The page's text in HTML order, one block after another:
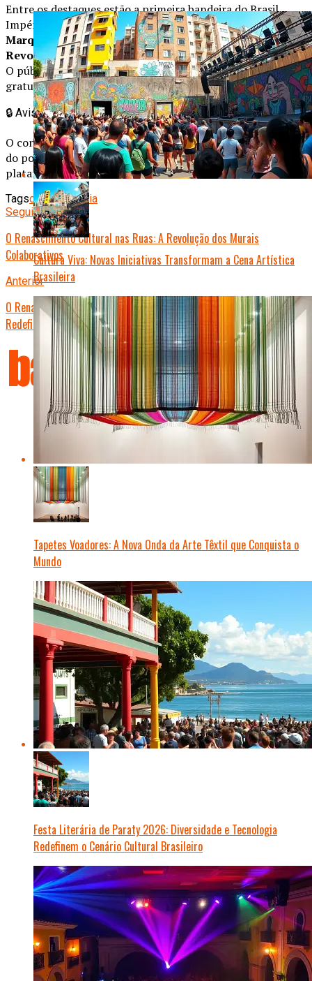
Entre os destaques estão a primeira bandeira do Brasil
Império e documentos pessoais deDom Pedro Ie
Marquês de Paraná. Haverá ainda uma sala dedicada à
Revolução Pernambucana de 1817, com objetos inéditos.
O público poderá agendar visitas online, com entrada
gratuita aos sábados.
🔒 Aviso Importante
O conteúdo publicado é de total responsabilidade do autor
do post, não representando necessariamente a opinião da
plataforma.
Tagsculturahistória
Seguinte
O Renascimento Cultural nas Ruas: A Revolução dos Murais
Colaborativos
Anterior
O Renascimento da Música Clássica: Como Jovens Maestros Estão
Redefinindo a Tradição
Cultura Viva: Novas Iniciativas Transformam a Cena Artística
Brasileira
Tapetes Voadores: A Nova Onda da Arte Têxtil que Conquista o
Mundo
Festa Literária de Paraty 2026: Diversidade e Tecnologia
Redefinem o Cenário Cultural Brasileiro